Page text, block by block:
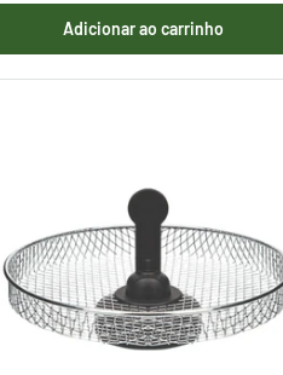
Adicionar ao carrinho